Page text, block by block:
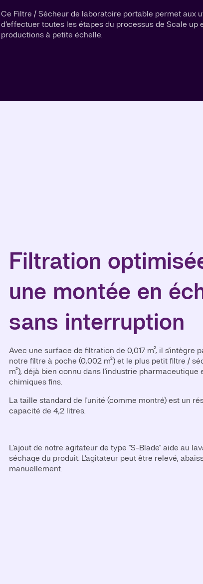
Ce Filtre / Sécheur de laboratoire portable permet aux
d’effectuer toutes les étapes du processus de Scale up
productions à petite échelle.
Filtration
une montée en
sans interruption
Avec une surface de filtration de 0,017 m², il s'intègre
notre filtre à poche (0,002 m²) et le plus petit filtre /
m²), déjà bien connu dans l'industrie pharmaceutique
chimiques fins.
La taille standard de l'unité (comme montré) est un
capacité de 4,2 litres.
L'ajout de notre agitateur de type "S-Blade" aide au
séchage du produit. L’agitateur peut être relevé,
manuellement.